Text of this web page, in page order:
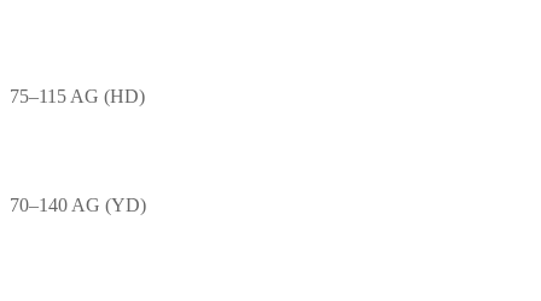
75–115 AG (HD)
70–140 AG (YD)